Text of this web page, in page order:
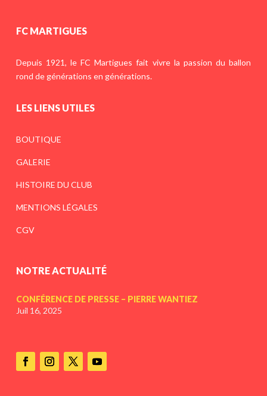
FC MARTIGUES
Depuis 1921, le FC Martigues fait vivre la passion du ballon
rond de générations en générations.
LES LIENS UTILES
BOUTIQUE
GALERIE
HISTOIRE DU CLUB
MENTIONS LÉGALES
CGV
NOTRE ACTUALITÉ
CONFÉRENCE DE PRESSE – PIERRE WANTIEZ
Juil 16, 2025